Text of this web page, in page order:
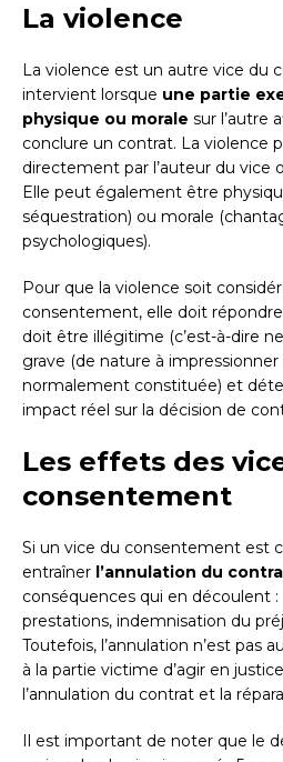
La violence
La violence est un autre vice du
intervient lorsque une partie
physique ou morale sur l’autre
conclure un contrat. La violence
directement par l’auteur du vice
Elle peut également être
séquestration) ou morale
psychologiques).
Pour que la violence soit
consentement, elle doit
doit être illégitime (c’est-à-dire
grave (de nature à
normalement constituée) et
impact réel sur la décision de
Les effets des
consentement
Si un vice du consentement est
entraîner l’annulation du
conséquences qui en découlent
prestations, indemnisation du
Toutefois, l’annulation n’est pas
à la partie victime d’agir en
l’annulation du contrat et la
Il est important de noter que le